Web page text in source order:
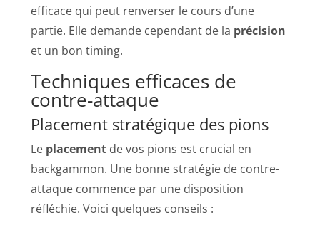
efficace qui peut renverser le cours d’une
partie. Elle demande cependant de la précision
et un bon timing.
Techniques efficaces de
contre-attaque
Placement stratégique des pions
Le placement de vos pions est crucial en
backgammon. Une bonne stratégie de contre-
attaque commence par une disposition
réfléchie. Voici quelques conseils :